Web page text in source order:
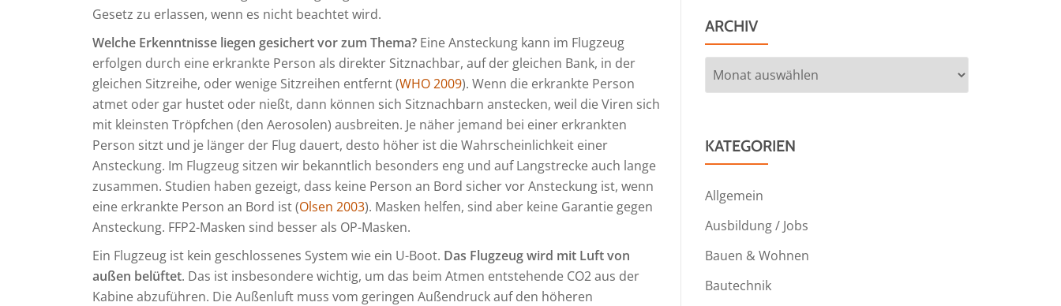
Gesetz zu erlassen, wenn es nicht beachtet wird.
Welche Erkenntnisse liegen gesichert vor zum Thema? Eine Ansteckung kann im Flugzeug
erfolgen durch eine erkrankte Person als direkter Sitznachbar, auf der gleichen Bank, in der
gleichen Sitzreihe, oder wenige Sitzreihen entfernt (WHO 2009). Wenn die erkrankte Person
atmet oder gar hustet oder nießt, dann können sich Sitznachbarn anstecken, weil die Viren sich
mit kleinsten Tröpfchen (den Aerosolen) ausbreiten. Je näher jemand bei einer erkrankten
Person sitzt und je länger der Flug dauert, desto höher ist die Wahrscheinlichkeit einer
Ansteckung. Im Flugzeug sitzen wir bekanntlich besonders eng und auf Langstrecke auch lange
zusammen. Studien haben gezeigt, dass keine Person an Bord sicher vor Ansteckung ist, wenn
eine erkrankte Person an Bord ist (Olsen 2003). Masken helfen, sind aber keine Garantie gegen
Ansteckung. FFP2-Masken sind besser als OP-Masken.
Ein Flugzeug ist kein geschlossenes System wie ein U-Boot. Das Flugzeug wird mit Luft von
außen belüftet. Das ist insbesondere wichtig, um das beim Atmen entstehende CO2 aus der
Kabine abzuführen. Die Außenluft muss vom geringen Außendruck auf den höheren
ARCHIV
Archiv
KATEGORIEN
Allgemein
Ausbildung / Jobs
Bauen & Wohnen
Bautechnik